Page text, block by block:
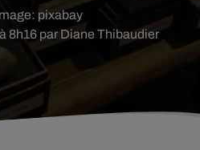
8h16 par Diane Thibaudier
pixabay